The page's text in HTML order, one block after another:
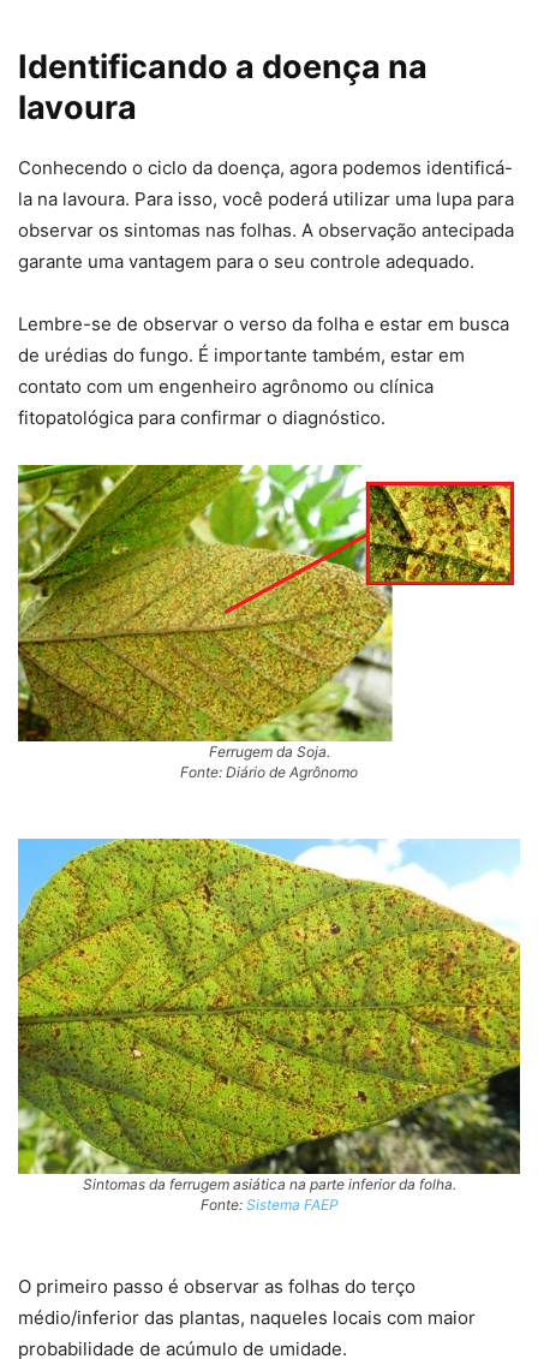
Identificando a doença na
lavoura
Conhecendo o ciclo da doença, agora podemos identificá-
la na lavoura. Para isso, você poderá utilizar uma lupa para
observar os sintomas nas folhas. A observação antecipada
garante uma vantagem para o seu controle adequado.
Lembre-se de observar o verso da folha e estar em busca
de urédias do fungo. É importante também, estar em
contato com um engenheiro agrônomo ou clínica
fitopatológica para confirmar o diagnóstico.
Ferrugem da Soja.
Fonte: Diário de Agrônomo
Sintomas da ferrugem asiática na parte inferior da folha.
Fonte: Sistema FAEP
O primeiro passo é observar as folhas do terço
médio/inferior das plantas, naqueles locais com maior
probabilidade de acúmulo de umidade.